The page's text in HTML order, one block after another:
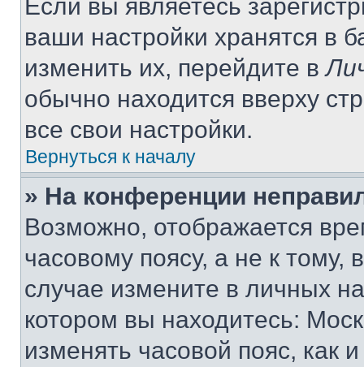
Если вы являетесь
ваши настройки хранятся в
изменить их, перейдите в
обычно находится вверху
все свои настройки.
Вернуться к началу
» На конференции
Возможно, отображается
часовому поясу, а не к тому,
случае измените в личных
котором вы находитесь:
изменять часовой пояс, как